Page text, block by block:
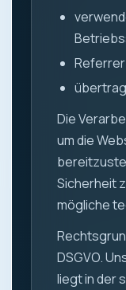
Die
um die
Sicherheit
mögliche
DSGVO.
liegt in der